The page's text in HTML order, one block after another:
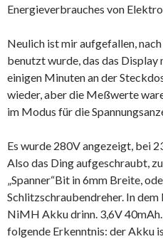
Energieverbrauches von
Neulich ist mir aufgefallen,
benutzt wurde, das das Display
einigen Minuten an der
wieder, aber die Meßwerte
im Modus für die
Es wurde 280V angezeigt, bei
Also das Ding aufgeschraubt,
„Spanner“Bit in 6mm Breite,
Schlitzschraubendreher. In
NiMH Akku drinn. 3,6V
folgende Erkenntnis: der Akku